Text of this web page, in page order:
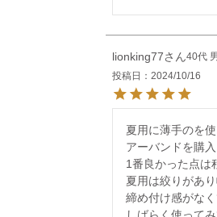
lionking77 40代
投稿日
2024/10/16
夏用に薄手のを
アーバンドを購入
1番良かった点は
夏用は絞りがあ
締め付け感がなく